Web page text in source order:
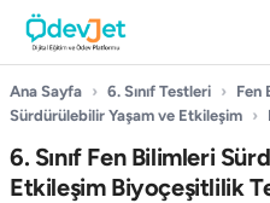
Ana Sayfa › 6. Sınıf Testleri › Fen
Sürdürülebilir Yaşam ve Etkileşim ›
6. Sınıf Fen Bilimleri
Etkileşim Biyoçeşitlilik